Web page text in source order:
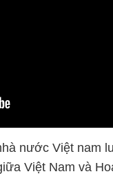
nước Việt nam
Việt Nam và